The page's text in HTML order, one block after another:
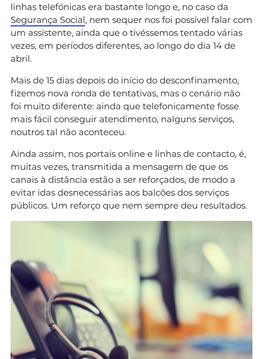
linhas telefónicas era bastante longo e, no caso da
Segurança Social, nem sequer nos foi possível falar com
um assistente, ainda que o tivéssemos tentado várias
vezes, em períodos diferentes, ao longo do dia 14 de
abril.
Mais de 15 dias depois do início do desconfinamento,
fizemos nova ronda de tentativas, mas o cenário não
foi muito diferente: ainda que telefonicamente fosse
mais fácil conseguir atendimento, nalguns serviços,
noutros tal não aconteceu.
Ainda assim, nos portais online e linhas de contacto, é,
muitas vezes, transmitida a mensagem de que os
canais à distância estão a ser reforçados, de modo a
evitar idas desnecessárias aos balcões dos serviços
públicos. Um reforço que nem sempre deu resultados.